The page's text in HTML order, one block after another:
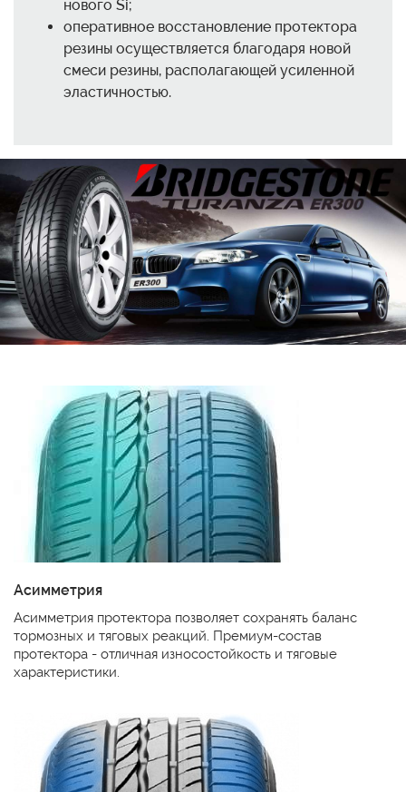
нового Si;
оперативное восстановление протектора
резины осуществляется благодаря новой
смеси резины, располагающей усиленной
эластичностью.
Асимметрия
Асимметрия протектора позволяет сохранять баланс
тормозных и тяговых реакций. Премиум-состав
протектора - отличная износостойкость и тяговые
характеристики.